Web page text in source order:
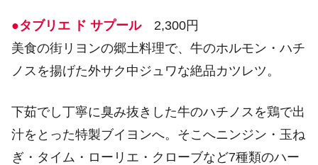
●タブリエ ド サプール2,300円
美食の街リヨンの郷土料理で、牛のホルモン・ハチ
ノスを揚げた外サク中ジュワな絶品カツレツ。
下茹でし丁寧に臭み抜きした牛のハチノスを鶏で出
汁をとった特製ブイヨンへ。そこへニンジン・玉ね
ぎ・タイム・ローリエ・クローブなど7種類のハー